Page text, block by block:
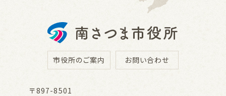
市役所のご案内 お問い合わせ
〒897-8501